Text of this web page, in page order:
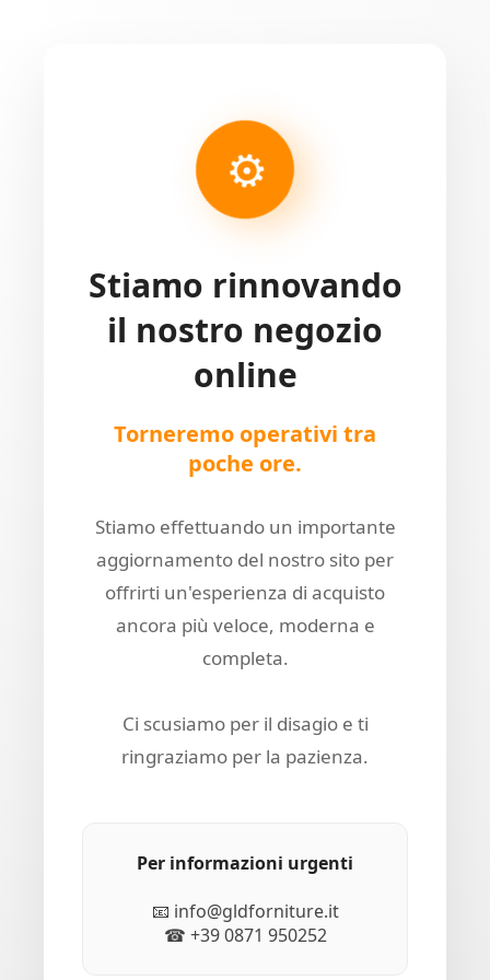
⚙
Stiamo rinnovando
il nostro negozio
online
Torneremo operativi tra
poche ore.
Stiamo effettuando un importante
aggiornamento del nostro sito per
offrirti un'esperienza di acquisto
ancora più veloce, moderna e
completa.
Ci scusiamo per il disagio e ti
ringraziamo per la pazienza.
Per informazioni urgenti
📧 info@gldforniture.it
☎ +39 0871 950252